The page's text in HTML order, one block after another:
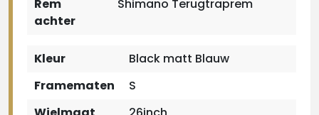
Rem
achter
Shimano Terugtraprem
Kleur
Black matt Blauw
Framematen
S